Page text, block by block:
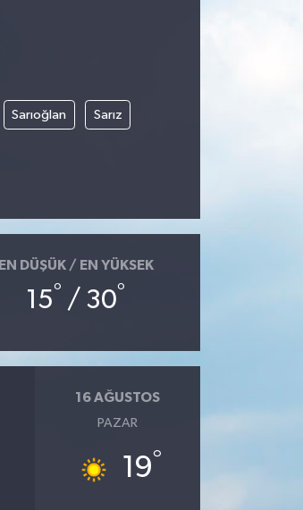
Sarıoğlan Sarız
EN DÜŞÜK / EN YÜKSEK
15° / 30°
16 AĞUSTOS
PAZAR
19°